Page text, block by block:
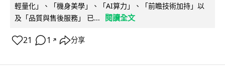
輕量化」、「機身美學」、「AI算力」、「前瞻技術加持」以
及「品質與售後服務」 已...
閱讀全文
21 1 ↗ 分享